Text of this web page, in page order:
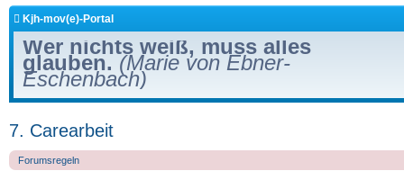
Kjh-mov(e)-Portal
Wer nichts weiß, muss alles
glauben. (Marie von Ebner-
Eschenbach)
7. Carearbeit
Forumsregeln